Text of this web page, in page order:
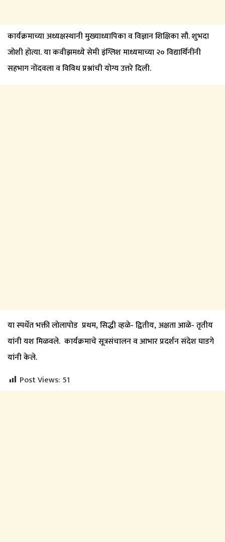
कार्यक्रमाच्या अध्यक्षस्थानी मुख्याध्यापिका व विज्ञान शिक्षिका सौ. शुभदा
जोशी होत्या. या कवीझमध्ये सेमी इंग्लिश माध्यमाच्या २० विद्यार्थिनींनी
सहभाग नोंदवला व विविध प्रश्नांची योग्य उत्तरे दिली.
या स्पर्धेत भक्ती लोलापोड प्रथम, सिद्धी व्हळे- द्वितीय, अक्षता आळे- तृतीय
यांनी यश मिळवले. कार्यक्रमाचे सूत्रसंचालन व आभार प्रदर्शन संदेश घाडगे
यांनी केले.
Post Views: 51